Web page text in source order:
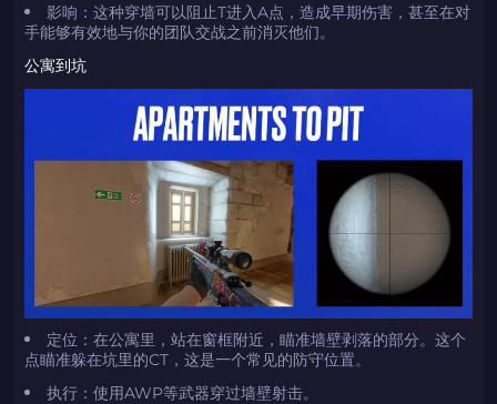
影响：这种穿墙可以阻止T进入A点，造成早期伤害，甚至在对
手能够有效地与你的团队交战之前消灭他们。
公寓到坑
定位：在公寓里，站在窗框附近，瞄准墙壁剥落的部分。这个
点瞄准躲在坑里的CT，这是一个常见的防守位置。
执行：使用AWP等武器穿过墙壁射击。